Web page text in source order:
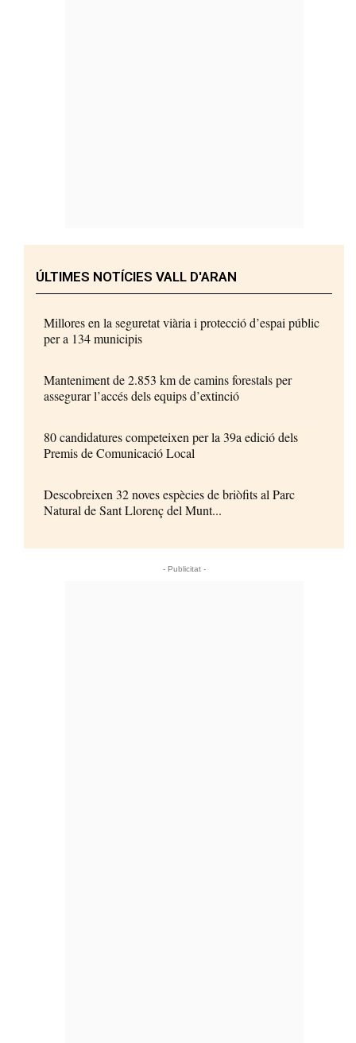
ÚLTIMES NOTÍCIES VALL D'ARAN
Millores en la seguretat viària i protecció d’espai públic
per a 134 municipis
Manteniment de 2.853 km de camins forestals per
assegurar l’accés dels equips d’extinció
80 candidatures competeixen per la 39a edició dels
Premis de Comunicació Local
Descobreixen 32 noves espècies de briòfits al Parc
Natural de Sant Llorenç del Munt...
- Publicitat -